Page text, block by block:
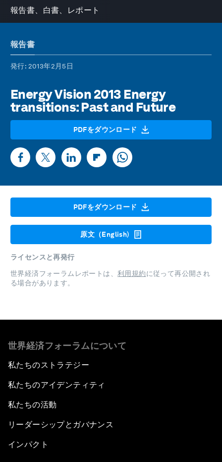
報告書、白書、レポート
報告書
発行: 2013年2月5日
Energy Vision 2013 Energy
transitions: Past and Future
PDFをダウンロード
PDFをダウンロード
原文（English)
ライセンスと再発行
世界経済フォーラムレポートは、 利用規約に従って再公開され
る場合があります。
世界経済フォーラムについて
私たちのストラテジー
私たちのアイデンティティ
私たちの活動
リーダーシップとガバナンス
インパクト